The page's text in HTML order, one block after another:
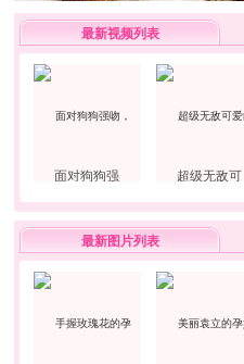
最新视频列表
面对狗狗强 超级无敌可
最新图片列表